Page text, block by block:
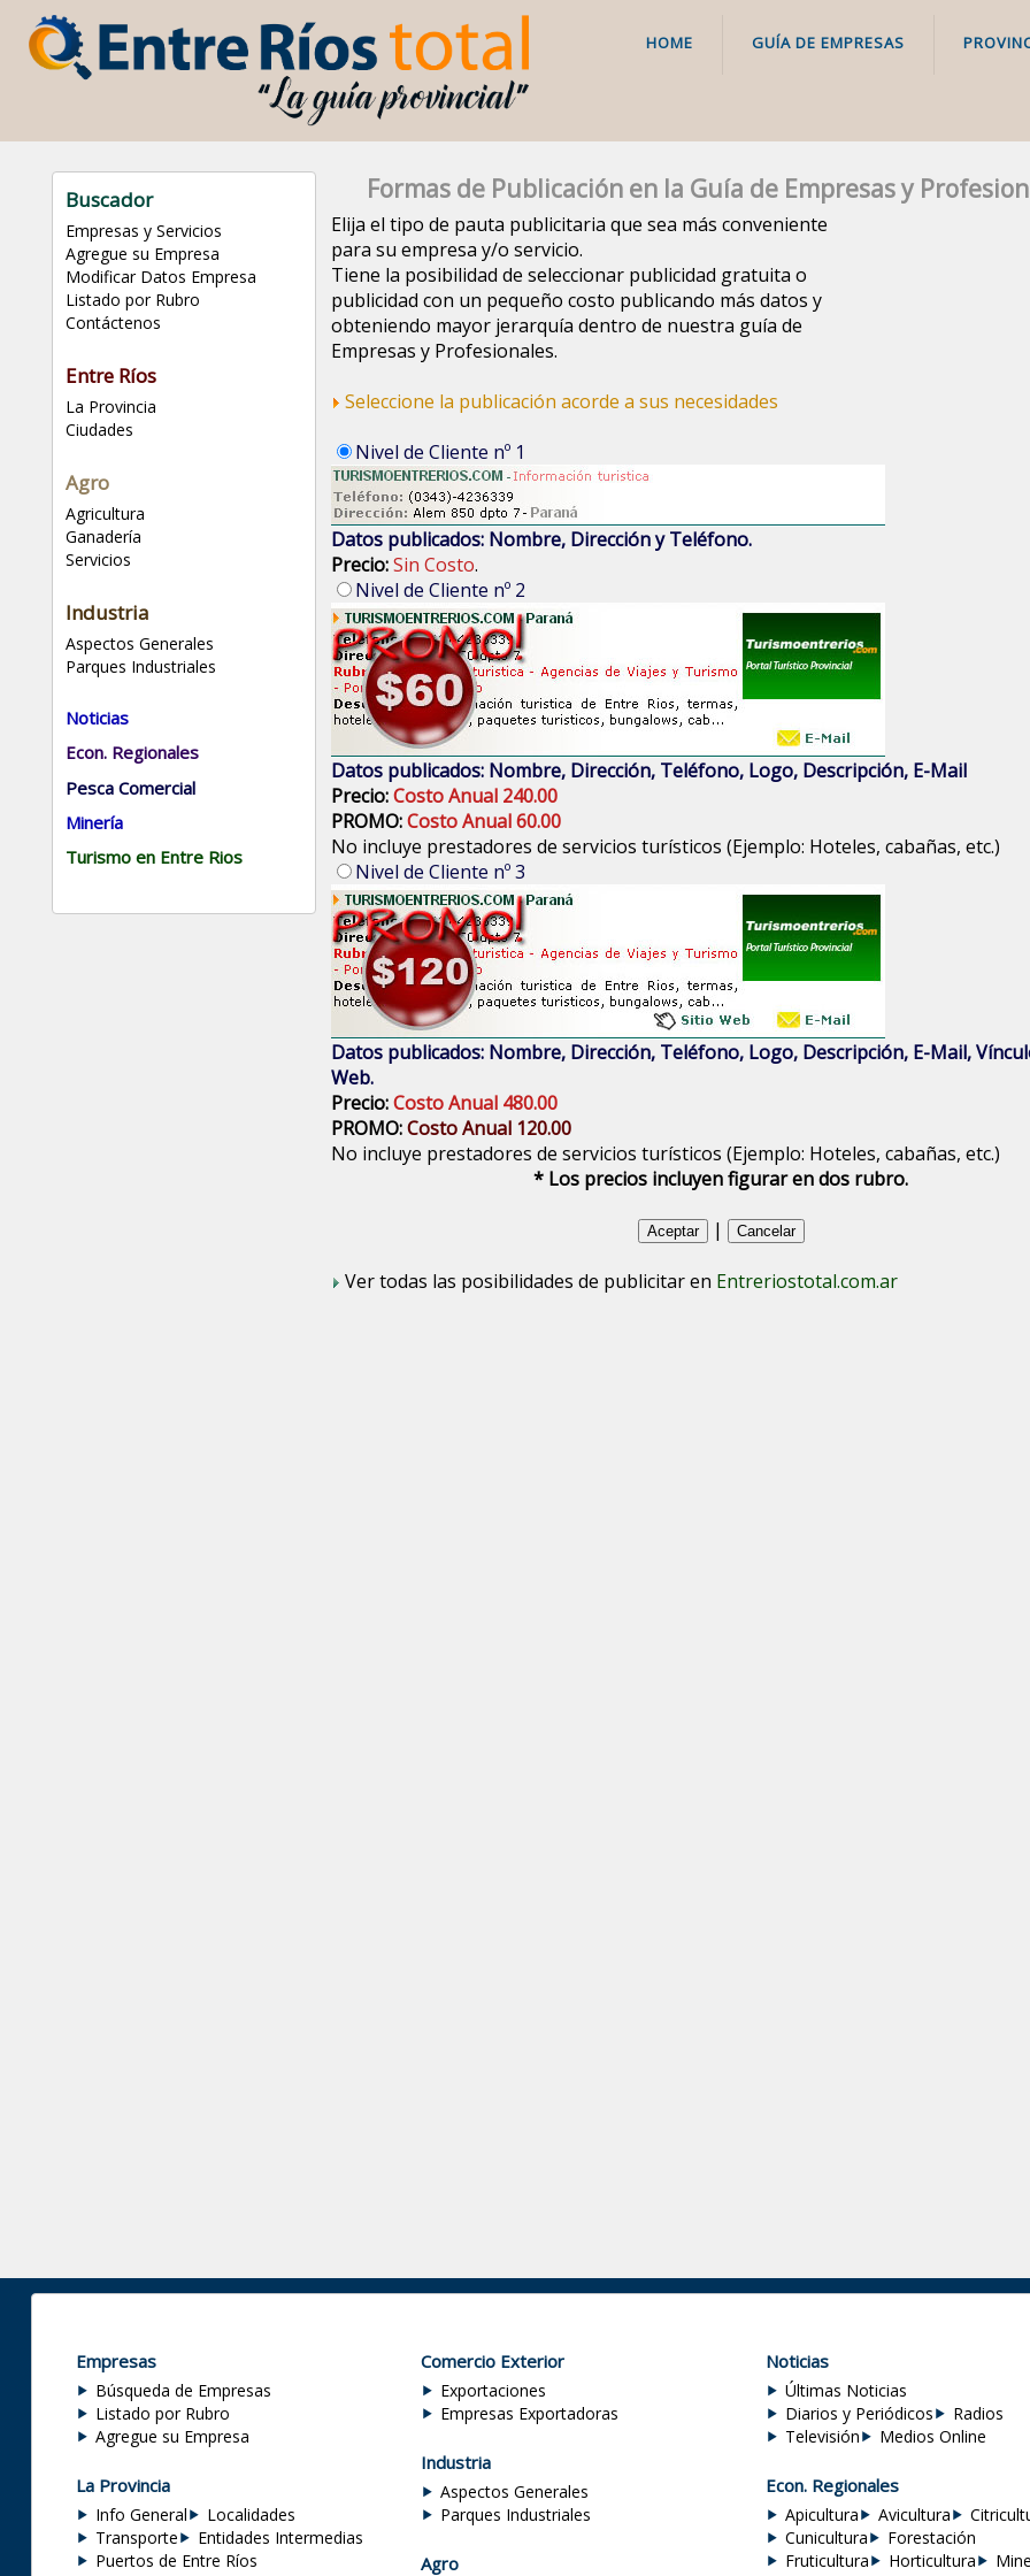
HOME GUÍA DE EMPRESAS
Buscador
Empresas y Servicios
Agregue su Empresa
Modificar Datos Empresa
Listado por Rubro
Contáctenos
Entre Ríos
La Provincia
Ciudades
Agro
Agricultura
Ganadería
Servicios
Industria
Aspectos Generales
Parques Industriales
Noticias
Econ. Regionales
Pesca Comercial
Minería
Turismo en Entre Rios
Formas de Publicación en la Guía de Empresas y
Elija el tipo de pauta publicitaria que sea más conveniente
para su empresa y/o servicio.
Tiene la posibilidad de seleccionar publicidad gratuita o
publicidad con un pequeño costo publicando más datos y
obteniendo mayor jerarquía dentro de nuestra guía de
Empresas y Profesionales.
Seleccione la publicación acorde a sus necesidades
Nivel de Cliente nº 1
Datos publicados: Nombre, Dirección y Teléfono.
Precio:Sin Costo.
Nivel de Cliente nº 2
Datos publicados: Nombre, Dirección, Teléfono, Logo, Descripción, E-Mail
Precio:Costo Anual 240.00
PROMO:Costo Anual 60.00
No incluye prestadores de servicios turísticos (Ejemplo: Hoteles, cabañas, etc.)
Nivel de Cliente nº 3
Datos publicados: Nombre, Dirección, Teléfono, Logo, Descripción, E-Mail,
Web.
Precio:Costo Anual 480.00
PROMO:Costo Anual 120.00
No incluye prestadores de servicios turísticos (Ejemplo: Hoteles, cabañas, etc.)
* Los precios incluyen figurar en dos rubro.
|
Ver todas las posibilidades de publicitar en Entreriostotal.com.ar
Empresas
Búsqueda de Empresas
Listado por Rubro
Agregue su Empresa
La Provincia
Info General
Localidades
Transporte
Entidades Intermedias
Puertos de Entre Ríos
Comercio Exterior
Exportaciones
Empresas Exportadoras
Industria
Aspectos Generales
Parques Industriales
Agro
Noticias
Últimas Noticias
Diarios y Periódicos
Radios
Televisión
Medios Online
Econ. Regionales
Apicultura Avicultura
Cunicultura
Forestación
Fruticultura
Horticultura